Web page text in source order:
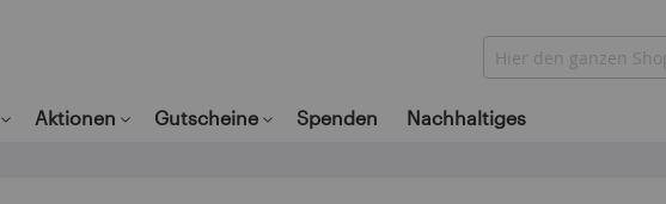
Suche
Aktionen Gutscheine Spenden Nachhaltiges